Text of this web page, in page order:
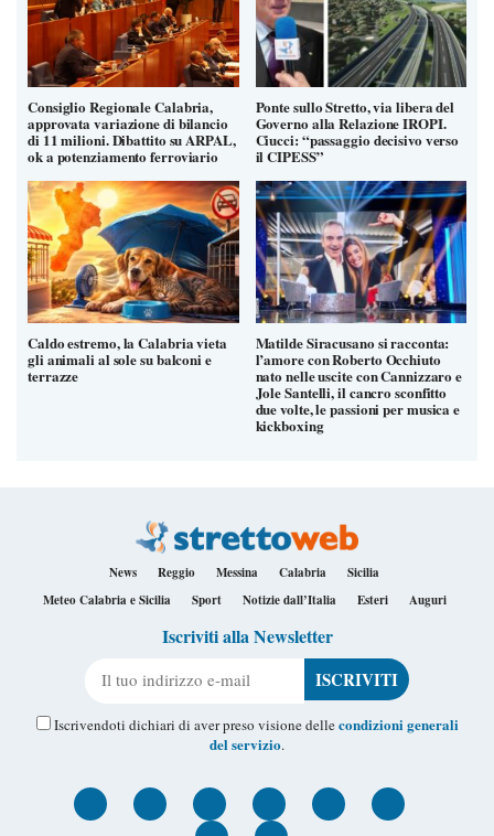
Consiglio Regionale Calabria,
approvata variazione di bilancio
di 11 milioni. Dibattito su ARPAL,
ok a potenziamento ferroviario
Ponte sullo Stretto, via libera del
Governo alla Relazione IROPI.
Ciucci: “passaggio decisivo verso
il CIPESS”
Caldo estremo, la Calabria vieta
gli animali al sole su balconi e
terrazze
Matilde Siracusano si racconta:
l’amore con Roberto Occhiuto
nato nelle uscite con Cannizzaro e
Jole Santelli, il cancro sconfitto
due volte, le passioni per musica e
kickboxing
News Reggio Messina Calabria
Sicilia
Meteo Calabria e Sicilia
Sport Notizie dall’Italia Esteri Auguri
Iscriviti alla Newsletter
Iscrivendoti dichiari di aver preso visione dellecondizioni generali
del servizio.